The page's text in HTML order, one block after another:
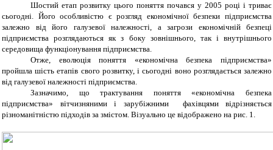
Шостий етап розвитку цього поняття почався у 2005 році і триває
сьогодні. Його особливістю є розгляд економічної безпеки підприємства
залежно від його галузевої належності, а загрози економічній безпеці
підприємства розглядаються як з боку зовнішнього, так і внутрішнього
середовища функціонування підприємства.
Отже, еволюція поняття «економічна безпека підприємства»
пройшла шість етапів свого розвитку, і сьогодні воно розглядається залежно
від галузевої належності підприємства.
Зазначимо, що трактування поняття «економічна безпека
підприємства» вітчизняними і зарубіжними фахівцями відрізняється
різноманітністю підходів за змістом. Візуально це відображено на рис. 1.